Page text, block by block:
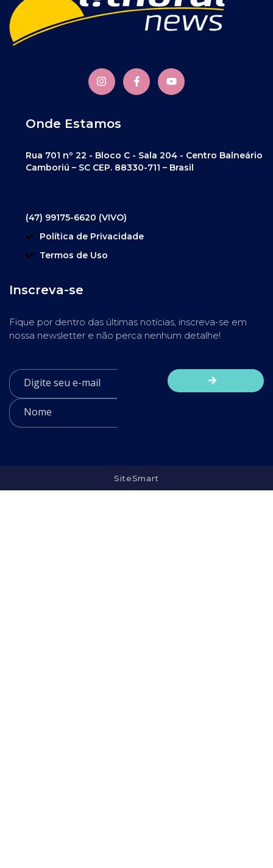
Onde Estamos
Rua 701 nº 22 - Bloco C - Sala 204 - Centro Balneário
Camboriú – SC CEP. 88330-711 – Brasil
(47) 99175-6620 (VIVO)
Política de Privacidade
Termos de Uso
Inscreva-se
Fique por dentro das últimas notícias, inscreva-se em
nossa newsletter e não perca nenhum detalhe!
SiteSmart